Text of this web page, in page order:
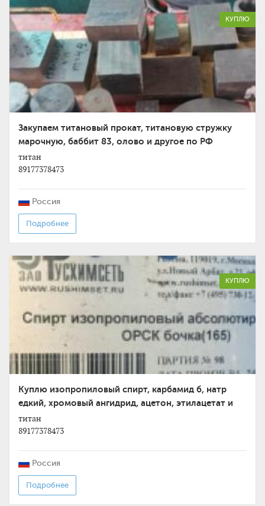
КУПЛЮ
Закупаем титановый прокат, титановую стружку
марочную, баббит 83, олово и другое по РФ
титан
89177378473
Россия
Подробнее
КУПЛЮ
Куплю изопропиловый спирт, карбамид б, натр
едкий, хромовый ангидрид, ацетон, этилацетат и
другое не
титан
89177378473
Россия
Подробнее